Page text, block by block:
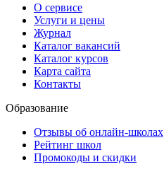
О сервисе
Услуги и цены
Журнал
Каталог вакансий
Каталог курсов
Карта сайта
Контакты
Образование
Отзывы об онлайн-школах
Рейтинг школ
Промокоды и скидки